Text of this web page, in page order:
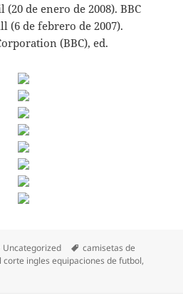
de enero de 2008). BBC
(6 de febrero de 2007).
(BBC), ed.
Categorías
Uncategorized Etiquetas
camisetas de
corte ingles equipaciones de futbol,